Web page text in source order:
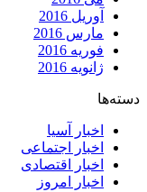
آوریل 2016
مارس 2016
فوریه 2016
ژانویه 2016
دسته‌ها
اخبار آسیا
اخبار اجتماعی
اخبار اقتصادی
اخبار امروز